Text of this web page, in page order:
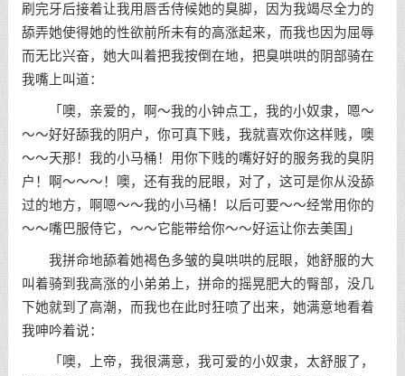
刷完牙后接着让我用唇舌侍候她的臭脚，因为我竭尽全力的
舔弄她使得她的性欲前所未有的高涨起来，而我也因为屈辱
而无比兴奋，她大叫着把我按倒在地，把臭哄哄的阴部骑在
我嘴上叫道：
「噢，亲爱的，啊～我的小钟点工，我的小奴隶，嗯～
～～好好舔我的阴户，你可真下贱，我就喜欢你这样贱，噢
～～天那！我的小马桶！用你下贱的嘴好好的服务我的臭阴
户！啊～～～！噢，还有我的屁眼，对了，这可是你从没舔
过的地方，啊嗯～～我的小马桶！以后可要～～经常用你的
～～嘴巴服侍它，～～它能带给你～～好运让你去美国」
我拼命地舔着她褐色多皱的臭哄哄的屁眼，她舒服的大
叫着骑到我高涨的小弟弟上，拼命的摇晃肥大的臀部，没几
下她就到了高潮，而我也在此时狂喷了出来，她满意地看着
我呻吟着说：
「噢，上帝，我很满意，我可爱的小奴隶，太舒服了，